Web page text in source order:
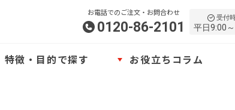
お電話でのご注文・お問合わせ
0120-86-2101
受付
平日9:00
特徴・目的で探す お役立ちコラム